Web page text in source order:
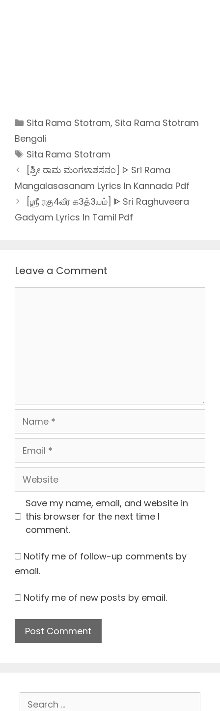
Categories
Sita Rama Stotram, Sita Rama Stotram
Bengali
Tags
Sita Rama Stotram
[ಶ್ರೀ ರಾಮ ಮಂಗಳಾಶಸನಂ] ᐈ Sri Rama
Mangalasasanam Lyrics In Kannada Pdf
[ஶ்ரீ ரகு4வீர க3த்3யம்] ᐈ Sri Raghuveera
Gadyam Lyrics In Tamil Pdf
Leave a Comment
Name
Email
Website
Save my name, email, and website in
this browser for the next time I
comment.
Notify me of follow-up comments by
email.
Notify me of new posts by email.